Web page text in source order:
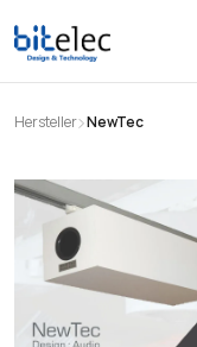
springen
Hersteller NewTec